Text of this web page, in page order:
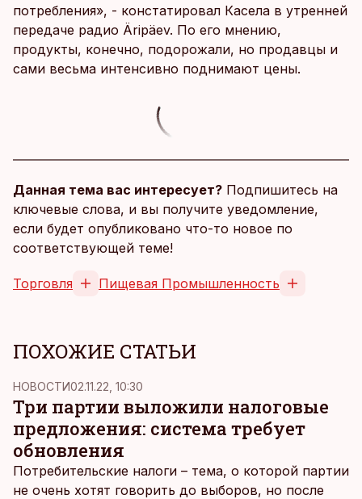
потребления», - констатировал Касела в утренней
передаче радио Äripäev. По его мнению,
продукты, конечно, подорожали, но продавцы и
сами весьма интенсивно поднимают цены.
Данная тема вас интересует? Подпишитесь на
ключевые слова, и вы получите уведомление,
если будет опубликовано что-то новое по
соответствующей теме!
Торговля Пищевая Промышленность
ПОХОЖИЕ СТАТЬИ
НОВОСТИ02.11.22, 10:30
Три партии выложили налоговые
предложения: система требует
обновления
Потребительские налоги – тема, о которой партии
не очень хотят говорить до выборов, но после